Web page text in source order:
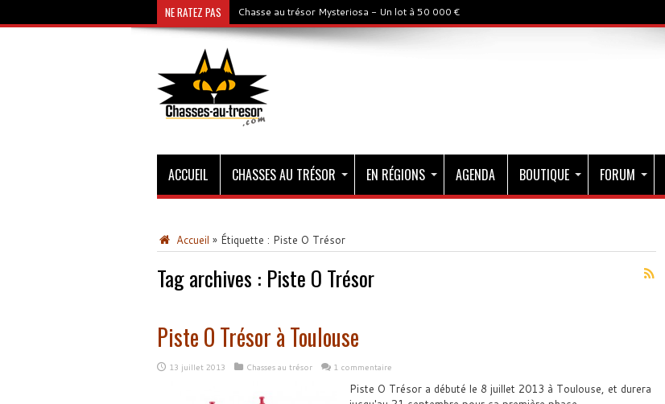
NE RATEZ PAS Chasse au trésor Mysteriosa - Un lot à 50 000 €
ACCUEIL CHASSES AU TRÉSOR EN RÉGIONS AGENDA BOUTIQUE FORUM
Accueil » Étiquette : Piste O Trésor
Tag archives : Piste O Trésor
Piste O Trésor à Toulouse
13 juillet 2013 Chasses au trésor 1 commentaire
Piste O Trésor a débuté le 8 juillet 2013 à Toulouse, et durera